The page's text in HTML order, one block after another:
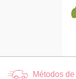
Métodos